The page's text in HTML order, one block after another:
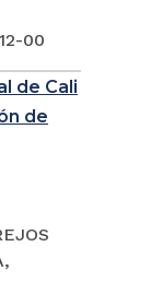
00
de Cali
de